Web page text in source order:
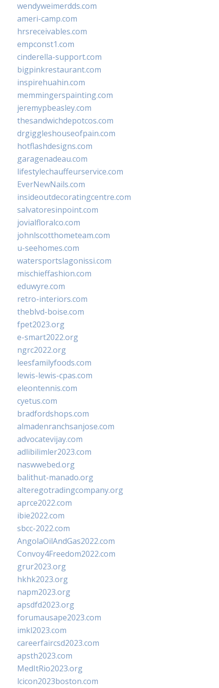
wendyweimerdds.com
ameri-camp.com
hrsreceivables.com
empconst1.com
cinderella-support.com
bigpinkrestaurant.com
inspirehuahin.com
memmingerspainting.com
jeremypbeasley.com
thesandwichdepotcos.com
drgiggleshouseofpain.com
hotflashdesigns.com
garagenadeau.com
lifestylechauffeurservice.com
EverNewNails.com
insideoutdecoratingcentre.com
salvatoresinpoint.com
jovialfloralco.com
johnlscotthometeam.com
u-seehomes.com
watersportslagonissi.com
mischieffashion.com
eduwyre.com
retro-interiors.com
theblvd-boise.com
fpet2023.org
e-smart2022.org
ngrc2022.org
leesfamilyfoods.com
lewis-lewis-cpas.com
eleontennis.com
cyetus.com
bradfordshops.com
almadenranchsanjose.com
advocatevijay.com
adlibilimler2023.com
naswwebed.org
balithut-manado.org
alteregotradingcompany.org
aprce2022.com
ibie2022.com
sbcc-2022.com
AngolaOilAndGas2022.com
Convoy4Freedom2022.com
grur2023.org
hkhk2023.org
napm2023.org
apsdfd2023.org
forumausape2023.com
imkl2023.com
careerfaircsd2023.com
apsth2023.com
MedItRio2023.org
lcicon2023boston.com